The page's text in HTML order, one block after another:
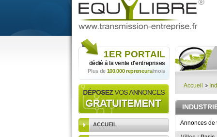
1ER PORTAIL
dédié à la vente d'entreprises
Plus de 100.000 repreneurs/mois
ACCUEIL
Accueil
Annonces de